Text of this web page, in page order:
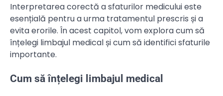
Interpretarea corectă a sfaturilor medicului este
esențială pentru a urma tratamentul prescris și a
evita erorile. În acest capitol, vom explora cum să
înțelegi limbajul medical și cum să identifici sfaturile
importante.
Cum să înțelegi limbajul medical